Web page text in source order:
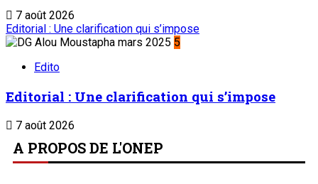
7 août 2026
Editorial : Une clarification qui s’impose
5
Edito
Editorial : Une clarification qui s’impose
7 août 2026
A PROPOS DE L'ONEP